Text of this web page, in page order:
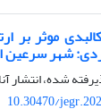
موثر بر
شهر سرعین
شده، انتشار
10.30470/